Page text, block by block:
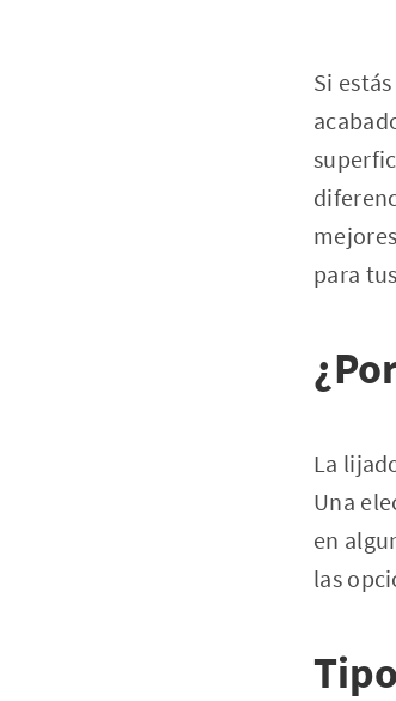
Si
para
La
Una
en
las